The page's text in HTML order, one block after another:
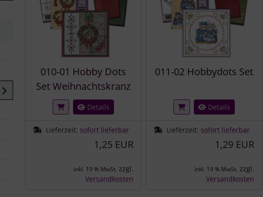
010-01 Hobby Dots
Set Weihnachtskranz
Details
Lieferzeit: sofort lieferbar
1,25 EUR
inkl. 19 % MwSt. zzgl.
Versandkosten
011-02 Hobbydots Set
Details
Lieferzeit: sofort lieferbar
1,29 EUR
inkl. 19 % MwSt. zzgl.
Versandkosten